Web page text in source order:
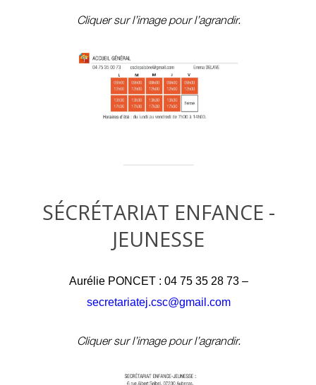
Cliquer sur l’image pour l’agrandir.
SÉCRÉTARIAT ENFANCE -
JEUNESSE
Aurélie PONCET : 04 75 35 28 73 –
secretariatej.csc@gmail.com
Cliquer sur l’image pour l’agrandir.